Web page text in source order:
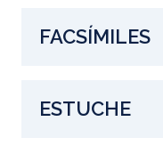
FACSÍMILES
ESTUCHE